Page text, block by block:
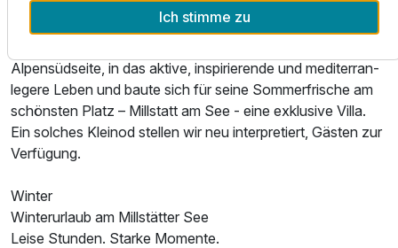
Die sanften Berge und Almen waren für sie ideal für die
ersten Wanderexpeditionen.
Alpensüdseite, in das aktive, inspirierende und mediterran-
legere Leben und baute sich für seine Sommerfrische am
schönsten Platz – Millstatt am See - eine exklusive Villa.
Ein solches Kleinod stellen wir neu interpretiert, Gästen zur
Verfügung.
Winter
Winterurlaub am Millstätter See
Leise Stunden. Starke Momente.
Ich stimme zu